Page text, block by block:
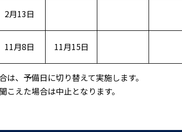
2月13日
11月8日 11月15日
、予備日に切り替えて実施します。
えた場合は中止となります。